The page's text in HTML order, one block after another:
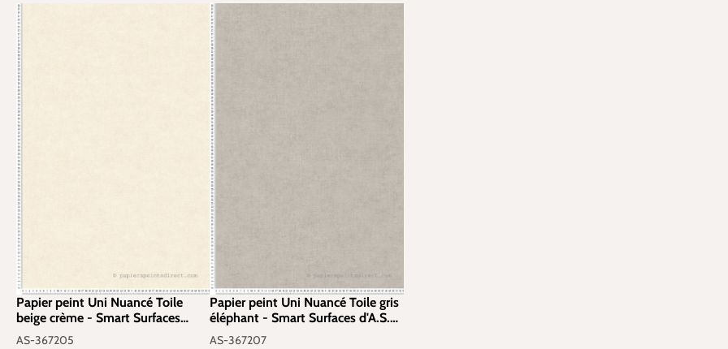
Papier peint Uni Nuancé Toile
beige crème - Smart Surfaces
d'A.S. Création | Réf. AS-367205
AS-367205
Papier peint Uni Nuancé Toile gris
éléphant - Smart Surfaces d'A.S.
Création | Réf. AS-367207
AS-367207